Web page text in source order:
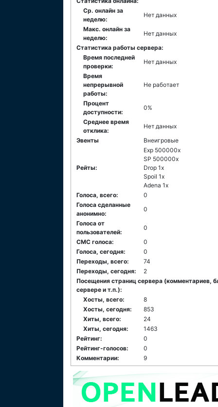
Ср. онлайн за
неделю:
Нет данных
Макс. онлайн за
неделю:
Нет данных
Статистика работы сервера:
Время последней
проверки:
Нет данных
Время
непрерывной
работы:
Не работает
Процент
доступности:
0%
Среднее время
отклика:
Нет данных
Эвенты
Внеигровые
Рейты:
Exp 500000x
SP 500000x
Drop 1x
Spoil 1x
Adena 1x
Голоса, всего:
0
Голоса сделанные
анонимно:
0
Голоса от
пользователей:
0
СМС голоса:
0
Голоса, сегодня:
0
Переходы, всего:
74
Переходы, сегодня:
2
Посещения страниц сервера (комментариев,
сервере и т.п.):
Хосты, всего:
8
Хосты, сегодня:
853
Хиты, всего:
24
Хиты, сегодня:
1463
Рейтинг:
0
Рейтинг-голосов:
0
Комментарии:
9